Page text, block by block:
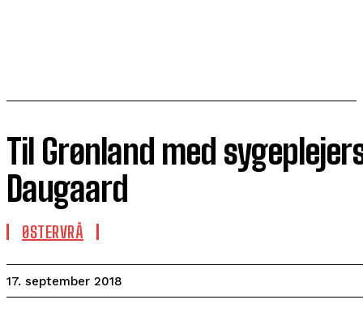
Til Grønland med
Daugaard
ØSTERVRÅ
17. september 2018